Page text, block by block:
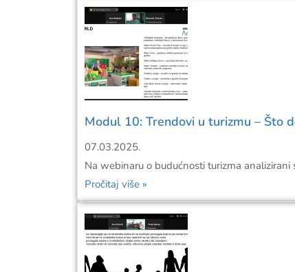
Modul 10: Trendovi u turizmu – Što
07.03.2025.
Na webinaru o budućnosti turizma
Pročitaj više »